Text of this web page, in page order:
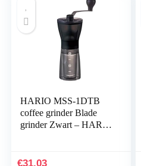
HARIO MSS-1DTB
coffee grinder Blade
grinder Zwart – HARIO
€31.03